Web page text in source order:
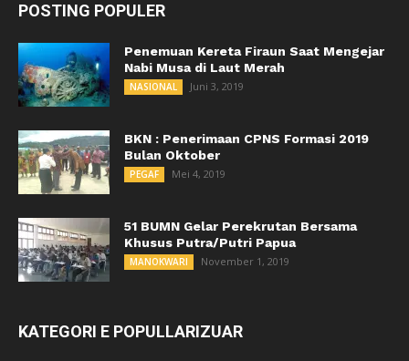
POSTING POPULER
Penemuan Kereta Firaun Saat Mengejar
Nabi Musa di Laut Merah
NASIONAL Juni 3, 2019
BKN : Penerimaan CPNS Formasi 2019
Bulan Oktober
PEGAF Mei 4, 2019
51 BUMN Gelar Perekrutan Bersama
Khusus Putra/Putri Papua
MANOKWARI November 1, 2019
KATEGORI E POPULLARIZUAR